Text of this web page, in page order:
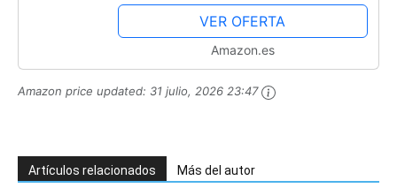
VER OFERTA
Amazon.es
Amazon price updated: 31 julio, 2026 23:47
Artículos relacionados Más del autor